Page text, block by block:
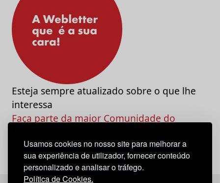
Usamos cookies no nosso site para melhorar a
sua experiência de utilizador, fornecer conteúdo
personalizado e analisar o tráfego.
Política de Cookies.
Esteja sempre atualizado sobre o que lhe
interessa
Faça parte da maior Comunidade do